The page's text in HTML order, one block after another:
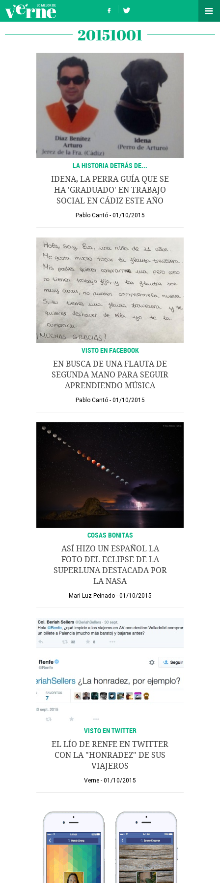
20151001
LA HISTORIA DETRÁS DE...
IDENA, LA PERRA GUÍA QUE SE
HA 'GRADUADO' EN TRABAJO
SOCIAL EN CÁDIZ ESTE AÑO
Pablo Cantó 01/10/2015
VISTO EN FACEBOOK
EN BUSCA DE UNA FLAUTA DE
SEGUNDA MANO PARA SEGUIR
APRENDIENDO MÚSICA
Pablo Cantó 01/10/2015
COSAS BONITAS
ASÍ HIZO UN ESPAÑOL LA
FOTO DEL ECLIPSE DE LA
SUPERLUNA DESTACADA POR
LA NASA
Mari Luz Peinado 01/10/2015
VISTO EN TWITTER
EL LÍO DE RENFE EN TWITTER
CON LA "HONRADEZ" DE SUS
VIAJEROS
Verne 01/10/2015